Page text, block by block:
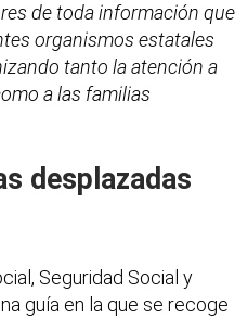
de toda información que
organismos estatales
tanto la atención a
a las familias
desplazadas
Seguridad Social y
guía en la que se recoge